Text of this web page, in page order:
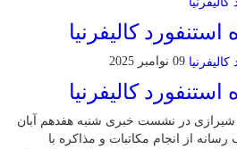
کالیفرنیا
09 نوامبر 2025
کالیفرنیا
شیرازی در نشست خبری شنبه هفدهم آبان
رسانه از انجام مکاتبات و مذاکره با